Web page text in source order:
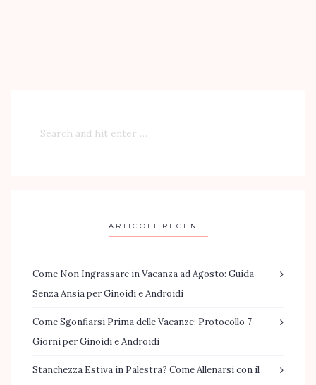
ARTICOLI RECENTI
Come Non Ingrassare in Vacanza ad Agosto: Guida
Senza Ansia per Ginoidi e Androidi
Come Sgonfiarsi Prima delle Vacanze: Protocollo 7
Giorni per Ginoidi e Androidi
Stanchezza Estiva in Palestra? Come Allenarsi con il